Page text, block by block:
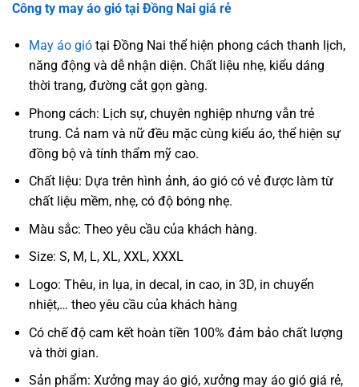
Công ty may áo gió tại Đồng Nai giá rẻ
May áo giótại Đồng Nai thể hiện phong cách thanh lịch,
năng động và dễ nhận diện. Chất liệu nhẹ, kiểu dáng
thời trang, đường cắt gọn gàng.
Phong cách: Lịch sự, chuyên nghiệp nhưng vẫn trẻ
trung. Cả nam và nữ đều mặc cùng kiểu áo, thể hiện sự
đồng bộ và tính thẩm mỹ cao.
Chất liệu: Dựa trên hình ảnh, áo gió có vẻ được làm từ
chất liệu mềm, nhẹ, có độ bóng nhẹ.
Màu sắc: Theo yêu cầu của khách hàng.
Size: S, M, L, XL, XXL, XXXL
Logo: Thêu, in lụa, in decal, in cao, in 3D, in chuyển
nhiệt,… theo yêu cầu của khách hàng
Có chế độ cam kết hoàn tiền 100% đảm bảo chất lượng
và thời gian.
Sản phẩm: Xưởng may áo gió, xưởng may áo gió giá rẻ,